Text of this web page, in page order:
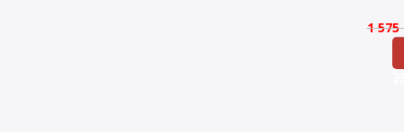
1 575